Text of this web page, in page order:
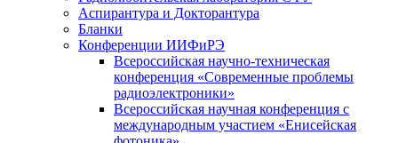
Аспирантура и Докторантура
Бланки
Конференции ИИФиРЭ
Всероссийская научно-техническая
конференция «Современные проблемы
радиоэлектроники»
Всероссийская научная конференция с
международным участием «Енисейская